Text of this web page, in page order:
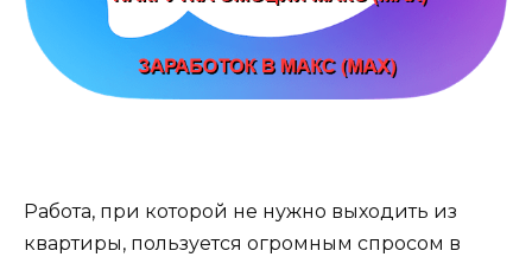
Работа, при которой не нужно выходить из
квартиры, пользуется огромным спросом в